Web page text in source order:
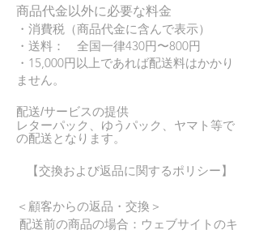
商品代金以外に​必要な​料金
・消費税（商品代金に含んで表示）
・送料： 全国一律430円〜800円
・15,000円以上であれば配送料はかかり
ません。
配送/サービスの​提供
レターパック、ゆうパック、ヤマト等で
の配送となります。
【交換および返品に関するポリシー】
＜顧客からの返品・交換＞
配送前の商品の場合：ウェブサイトのキ